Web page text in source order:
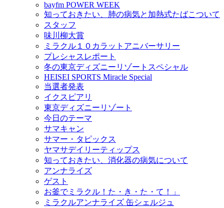
bayfm POWER WEEK
知っておきたい、肺の病気と加熱式たばこついて
スタッフ
味川柳大賞
ミラクル１０カラットアニバーサリー
プレシャスレポート
冬の東京ディズニーリゾートスペシャル
HEISEI SPORTS Miracle Special
当選者発表
イクスピアリ
東京ディズニーリゾート
今日のテーマ
サマキャン
サマー・タピックス
ヤマサデイリーティップス
知っておきたい、消化器の病気について
アンナライズ
ゲスト
お釜でミラクル！た・き・た・て！」
ミラクルアンナライズ 缶シェルジュ